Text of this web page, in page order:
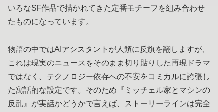
いろなSF作品で描かれてきた定番モチーフを組み合わせ
たものになっています。
物語の中ではAIアシスタントが人類に反旗を翻しますが、
これは現実のニュースをそのまま切り貼りした再現ドラマ
ではなく、テクノロジー依存への不安をコミカルに誇張し
た寓話的な設定です。そのため『ミッチェル家とマシンの
反乱』が実話かどうかで言えば、ストーリーラインは完全